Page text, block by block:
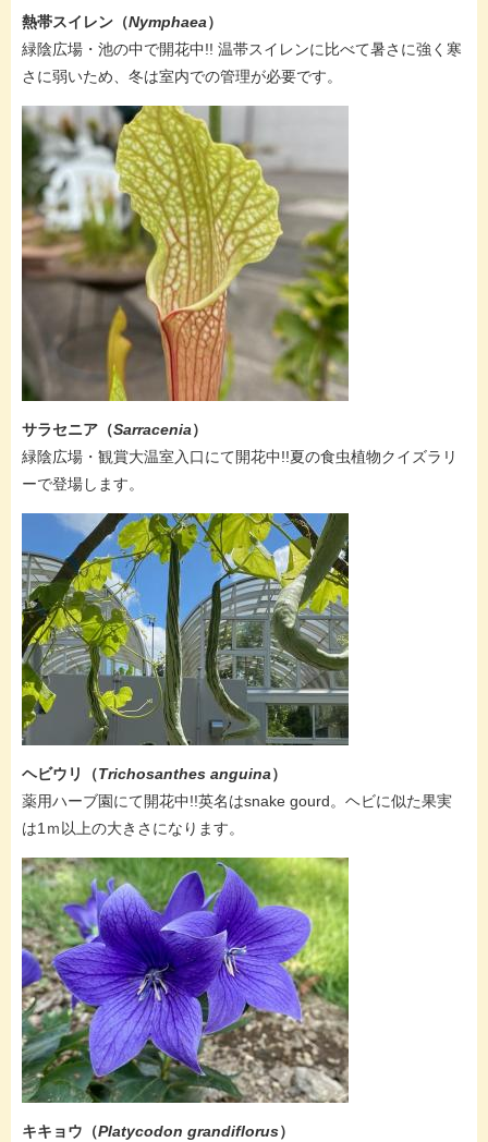
熱帯スイレン（Nymphaea）
緑陰広場・池の中で開花中!! 温帯スイレンに比べて暑さに強く寒
さに弱いため、冬は室内での管理が必要です。
サラセニア（Sarracenia）
緑陰広場・観賞大温室入口にて開花中!!​夏の食虫植物クイズラリ
ーで登場します。
ヘビウリ（Trichosanthes anguina）
薬用ハーブ園にて開花中!!英名はsnake gourd。ヘビに似た果実
は1ｍ以上の大きさになります。
キキョウ（Platycodon grandiflorus）